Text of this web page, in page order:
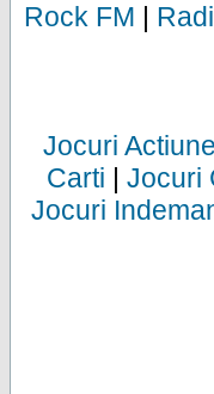
Rock FM |
Jocuri Actiune
Carti | Jocuri
Jocuri